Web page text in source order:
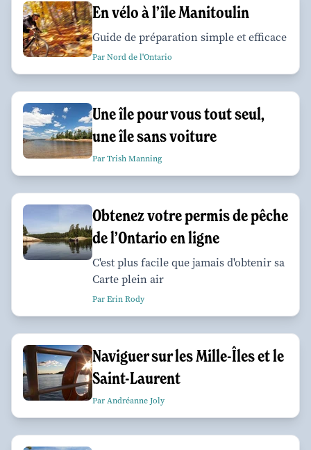
En vélo à l’île Manitoulin
Guide de préparation simple et efficace
Par Nord de l'Ontario
Une île pour vous tout seul,
une île sans voiture
Par Trish Manning
Obtenez votre permis de pêche
de l’Ontario en ligne
C'est plus facile que jamais d'obtenir sa
Carte plein air
Par Erin Rody
Naviguer sur les Mille-Îles et le
Saint-Laurent
Par Andréanne Joly